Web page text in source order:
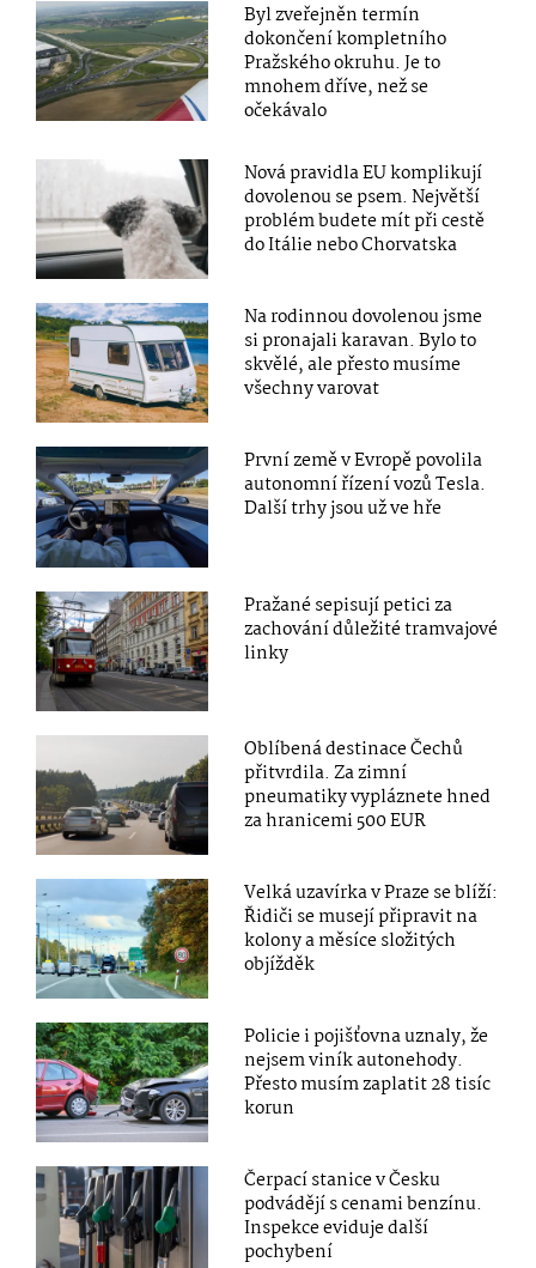
Byl zveřejněn termín
dokončení kompletního
Pražského okruhu. Je to
mnohem dříve, než se
očekávalo
Nová pravidla EU komplikují
dovolenou se psem. Největší
problém budete mít při cestě
do Itálie nebo Chorvatska
Na rodinnou dovolenou jsme
si pronajali karavan. Bylo to
skvělé, ale přesto musíme
všechny varovat
První země v Evropě povolila
autonomní řízení vozů Tesla.
Další trhy jsou už ve hře
Pražané sepisují petici za
zachování důležité tramvajové
linky
Oblíbená destinace Čechů
přitvrdila. Za zimní
pneumatiky vypláznete hned
za hranicemi 500 EUR
Velká uzavírka v Praze se blíží:
Řidiči se musejí připravit na
kolony a měsíce složitých
objížděk
Policie i pojišťovna uznaly, že
nejsem viník autonehody.
Přesto musím zaplatit 28 tisíc
korun
Čerpací stanice v Česku
podvádějí s cenami benzínu.
Inspekce eviduje další
pochybení